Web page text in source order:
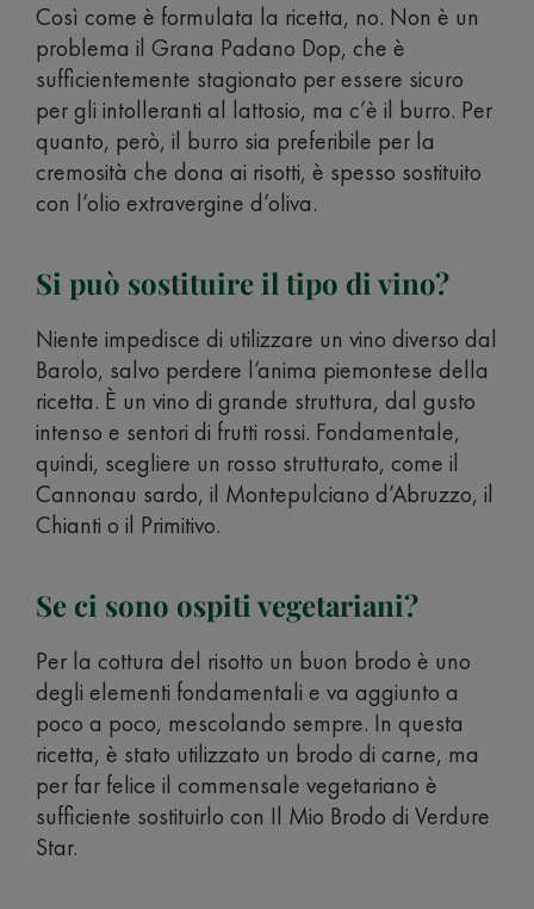
Così come è formulata la ricetta, no. Non è un
problema il Grana Padano Dop, che è
sufficientemente stagionato per essere sicuro
per gli intolleranti al lattosio, ma c’è il burro. Per
quanto, però, il burro sia preferibile per la
cremosità che dona ai risotti, è spesso sostituito
con l’olio extravergine d’oliva.
Si può sostituire il tipo di vino?
Niente impedisce di utilizzare un vino diverso dal
Barolo, salvo perdere l’anima piemontese della
ricetta. È un vino di grande struttura, dal gusto
intenso e sentori di frutti rossi. Fondamentale,
quindi, scegliere un rosso strutturato, come il
Cannonau sardo, il Montepulciano d’Abruzzo, il
Chianti o il Primitivo.
Se ci sono ospiti vegetariani?
Per la cottura del risotto un buon brodo è uno
degli elementi fondamentali e va aggiunto a
poco a poco, mescolando sempre. In questa
ricetta, è stato utilizzato un brodo di carne, ma
per far felice il commensale vegetariano è
sufficiente sostituirlo con Il Mio Brodo di Verdure
Star.